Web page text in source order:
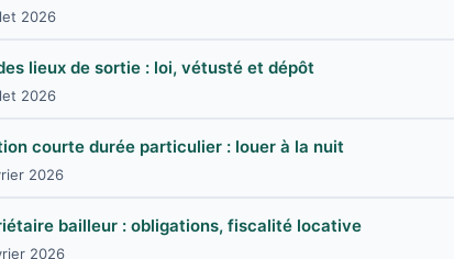
2026
lieux de sortie : loi, vétusté et dépôt
2026
courte durée particulier : louer à la nuit
2026
bailleur : obligations, fiscalité locative
2026